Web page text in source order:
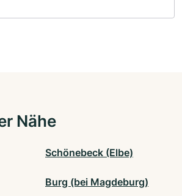
Nähe
Schönebeck (Elbe)
Burg (bei Magdeburg)